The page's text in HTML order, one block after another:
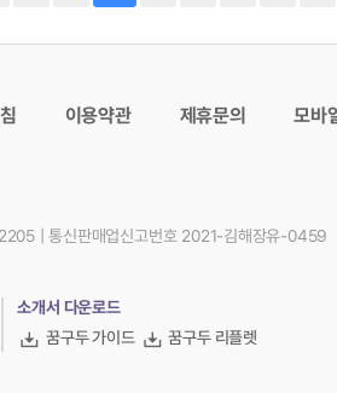
이용약관 제휴문의 모바
|통신판매업신고번호 2021-김해장유-0459
소개서 다운로드
꿈구두 가이드
꿈구두 리플렛